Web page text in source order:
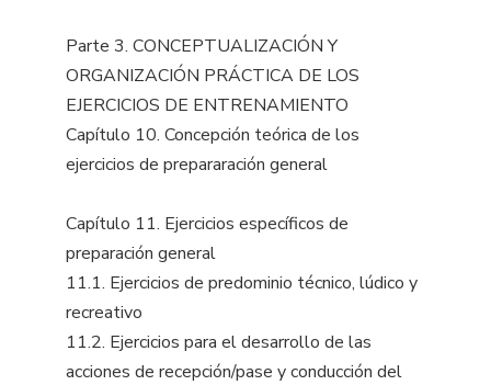
Parte 3. CONCEPTUALIZACIÓN Y
ORGANIZACIÓN PRÁCTICA DE LOS
EJERCICIOS DE ENTRENAMIENTO
Capítulo 10. Concepción teórica de los
ejercicios de prepararación general
Capítulo 11. Ejercicios específicos de
preparación general
11.1. Ejercicios de predominio técnico, lúdico y
recreativo
11.2. Ejercicios para el desarrollo de las
acciones de recepción/pase y conducción del